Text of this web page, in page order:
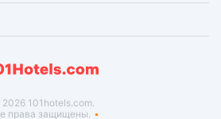
101hotels.com.
права защищены.